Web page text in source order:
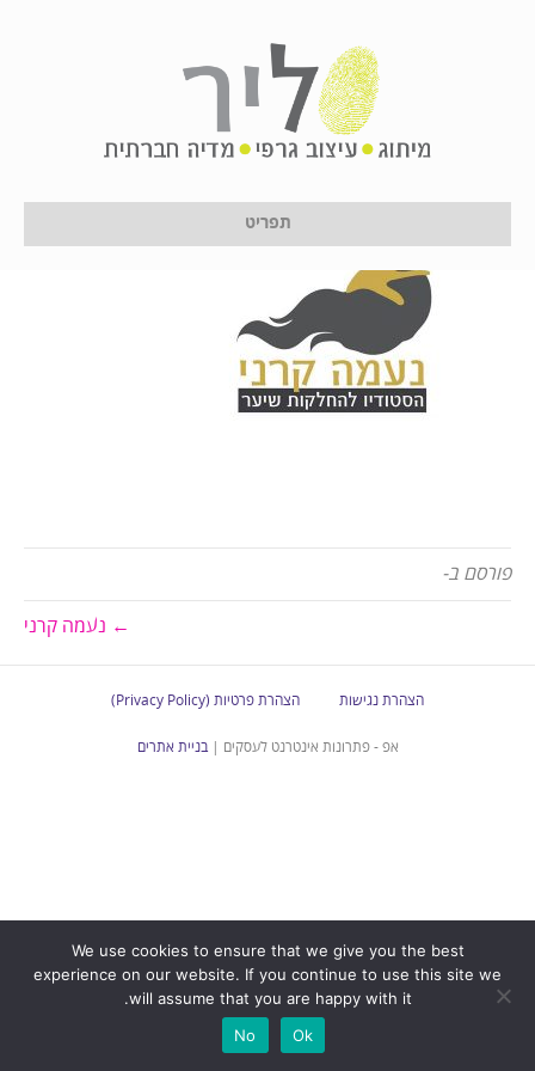
תפריט
16 בינואר 2017
פורסם ב-
← נעמה קרני
הצהרת נגישות הצהרת פרטיות (Privacy Policy)
אפ - פתרונות אינטרנט לעסקים |בניית אתרים
We use cookies to ensure that we give you the best
experience on our website. If you continue to use this site we
will assume that you are happy with it.
Ok
No